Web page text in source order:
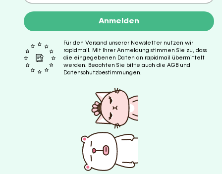
Anmelden
Für den Versand unserer Newsletter nutzen wir
rapidmail. Mit Ihrer Anmeldung stimmen Sie zu, dass
die eingegebenen Daten an rapidmail übermittelt
werden. Beachten Sie bitte auch die AGB und
Datenschutzbestimmungen.